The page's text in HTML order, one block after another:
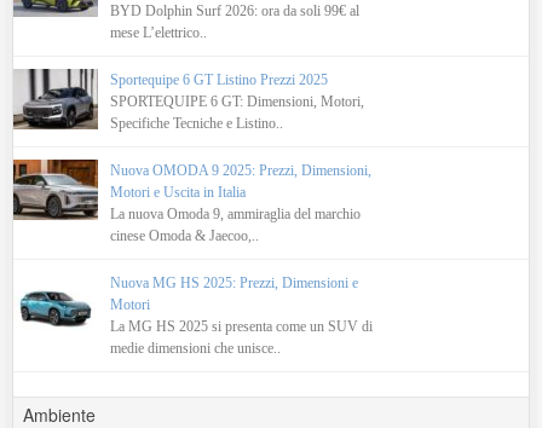
BYD Dolphin Surf 2026: ora da soli 99€ al
mese L’elettrico..
Sportequipe 6 GT Listino Prezzi 2025
SPORTEQUIPE 6 GT: Dimensioni, Motori,
Specifiche Tecniche e Listino..
Nuova OMODA 9 2025: Prezzi, Dimensioni,
Motori e Uscita in Italia
La nuova Omoda 9, ammiraglia del marchio
cinese Omoda & Jaecoo,..
Nuova MG HS 2025: Prezzi, Dimensioni e
Motori
La MG HS 2025 si presenta come un SUV di
medie dimensioni che unisce..
Ambiente